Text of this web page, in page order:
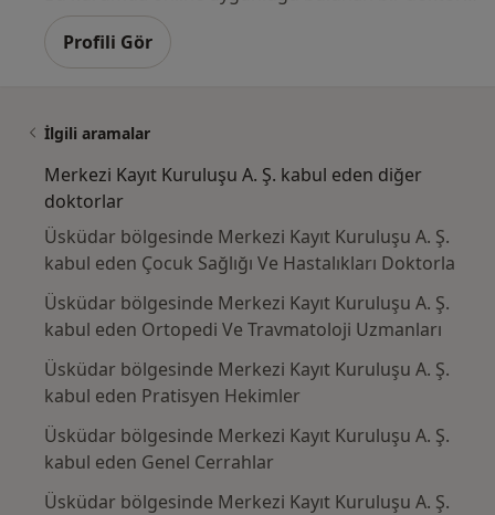
Profili Gör
İlgili aramalar
Merkezi Kayıt Kuruluşu A. Ş. kabul eden diğer
doktorlar
Üsküdar bölgesinde Merkezi Kayıt Kuruluşu A. Ş.
kabul eden Çocuk Sağlığı Ve Hastalıkları Doktorla
Üsküdar bölgesinde Merkezi Kayıt Kuruluşu A. Ş.
kabul eden Ortopedi Ve Travmatoloji Uzmanları
Üsküdar bölgesinde Merkezi Kayıt Kuruluşu A. Ş.
kabul eden Pratisyen Hekimler
Üsküdar bölgesinde Merkezi Kayıt Kuruluşu A. Ş.
kabul eden Genel Cerrahlar
Üsküdar bölgesinde Merkezi Kayıt Kuruluşu A. Ş.